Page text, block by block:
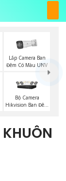
Lắp Camera Ban
Đêm Có Màu UNV
Bộ Camera
Hikvision Ban Đêm